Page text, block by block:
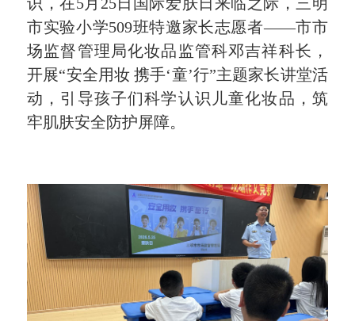
市实验小学509班特邀家长志愿者——市市
场监督管理局化妆品监管科邓吉祥科长，
开展“安全用妆 携手‘童’行”主题家长讲堂活
动，引导孩子们科学认识儿童化妆品，筑
牢肌肤安全防护屏障。